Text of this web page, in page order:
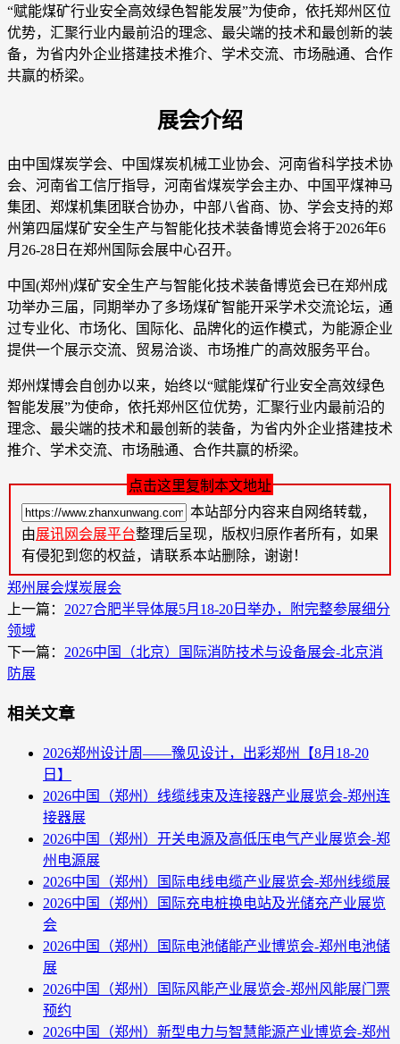
“赋能煤矿行业安全高效绿色智能发展”为使命，依托郑州区位
优势，汇聚行业内最前沿的理念、最尖端的技术和最创新的装
备，为省内外企业搭建技术推介、学术交流、市场融通、合作
共赢的桥梁。
展会介绍
由中国煤炭学会、中国煤炭机械工业协会、河南省科学技术协
会、河南省工信厅指导，河南省煤炭学会主办、中国平煤神马
集团、郑煤机集团联合协办，中部八省商、协、学会支持的郑
州第四届煤矿安全生产与智能化技术装备博览会将于2026年6
月26-28日在郑州国际会展中心召开。
中国(郑州)煤矿安全生产与智能化技术装备博览会已在郑州成
功举办三届，同期举办了多场煤矿智能开采学术交流论坛，通
过专业化、市场化、国际化、品牌化的运作模式，为能源企业
提供一个展示交流、贸易洽谈、市场推广的高效服务平台。
郑州煤博会自创办以来，始终以“赋能煤矿行业安全高效绿色
智能发展”为使命，依托郑州区位优势，汇聚行业内最前沿的
理念、最尖端的技术和最创新的装备，为省内外企业搭建技术
推介、学术交流、市场融通、合作共赢的桥梁。
点击这里复制本文地址
本站部分内容来自网络转载，
由展讯网会展平台整理后呈现，版权归原作者所有，如果
有侵犯到您的权益，请联系本站删除，谢谢！
郑州展会煤炭展会
上一篇： 2027合肥半导体展5月18-20日举办，附完整参展细分
领域
下一篇： 2026中国（北京）国际消防技术与设备展会-北京消
防展
相关文章
2026郑州设计周——豫见设计，出彩郑州【8月18-20
日】
2026中国（郑州）线缆线束及连接器产业展览会-郑州连
接器展
2026中国（郑州）开关电源及高低压电气产业展览会-郑
州电源展
2026中国（郑州）国际电线电缆产业展览会-郑州线缆展
2026中国（郑州）国际充电桩换电站及光储充产业展览
会
2026中国（郑州）国际电池储能产业博览会-郑州电池储
展
​2026中国（郑州）国际风能产业展览会-郑州风能展门票
预约
2026中国（郑州）新型电力与智慧能源产业博览会-郑州